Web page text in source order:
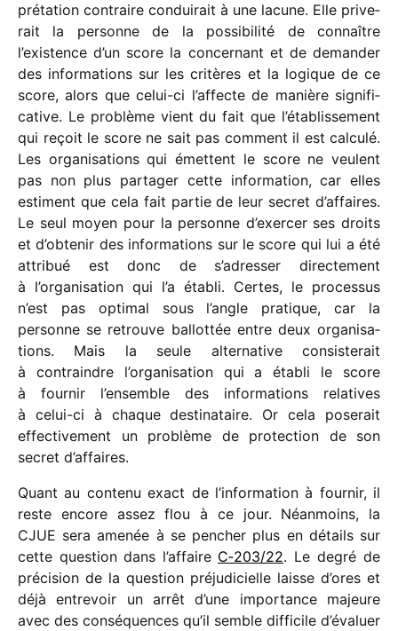
pré­ta­tion contraire condui­rait à une lacune. Elle prive­
rait la personne de la possi­bi­lité de connaître
l’existence d’un score la concer­nant et de deman­der
des infor­ma­tions sur les critères et la logique de ce
score, alors que celui-ci l’affecte de manière signi­fi­
ca­tive. Le problème vient du fait que l’établissement
qui reçoit le score ne sait pas comment il est calculé.
Les orga­ni­sa­tions qui émettent le score ne veulent
pas non plus parta­ger cette infor­ma­tion, car elles
estiment que cela fait partie de leur secret d’affaires.
Le seul moyen pour la personne d’exercer ses droits
et d’obtenir des infor­ma­tions sur le score qui lui a été
attri­bué est donc de s’adresser direc­te­ment
à l’organisation qui l’a établi. Certes, le proces­sus
n’est pas opti­mal sous l’angle pratique, car la
personne se retrouve ballot­tée entre deux orga­ni­sa­
tions. Mais la seule alter­na­tive consis­te­rait
à contraindre l’organisation qui a établi le score
à four­nir l’ensemble des infor­ma­tions rela­tives
à celui-ci à chaque desti­na­taire. Or cela pose­rait
effec­ti­ve­ment un problème de protec­tion de son
secret d’affaires.
Quant au contenu exact de l’information à four­nir, il
reste encore assez flou à ce jour. Néanmoins, la
CJUE sera amenée à se pencher plus en détails sur
cette ques­tion dans l’affaire C‑203/​22. Le degré de
préci­sion de la ques­tion préju­di­cielle laisse d’ores et
déjà entre­voir un arrêt d’une impor­tance majeure
avec des consé­quences qu’il semble diffi­cile d’évaluer